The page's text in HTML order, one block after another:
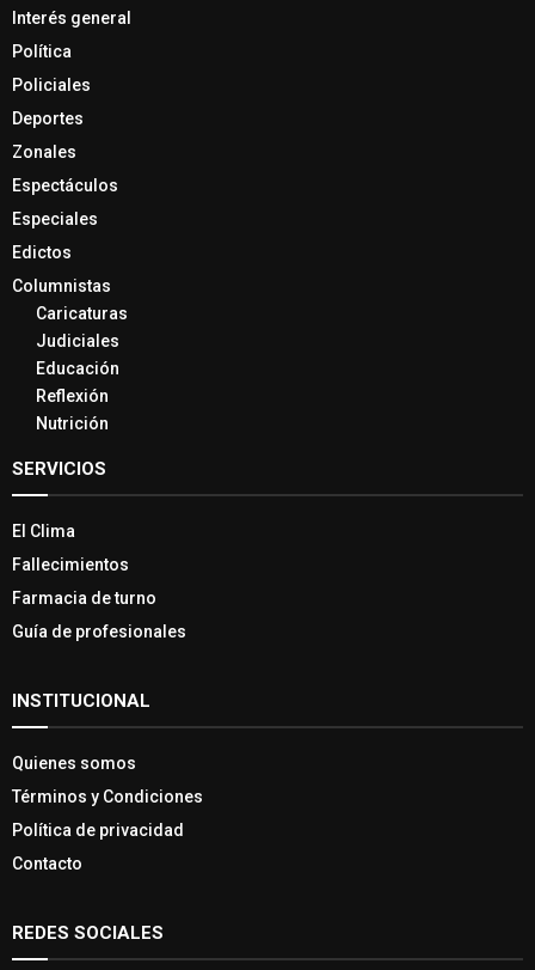
Interés general
Política
Policiales
Deportes
Zonales
Espectáculos
Especiales
Edictos
Columnistas
Caricaturas
Judiciales
Educación
Reflexión
Nutrición
SERVICIOS
El Clima
Fallecimientos
Farmacia de turno
Guía de profesionales
INSTITUCIONAL
Quienes somos
Términos y Condiciones
Política de privacidad
Contacto
REDES SOCIALES